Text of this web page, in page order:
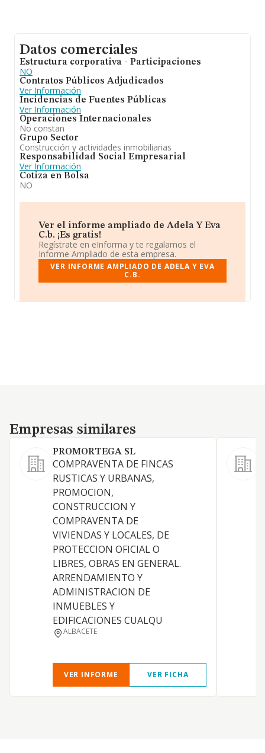
Datos comerciales
Estructura corporativa - Participaciones
NO
Contratos Públicos Adjudicados
Ver Información
Incidencias de Fuentes Públicas
Ver Información
Operaciones Internacionales
No constan
Grupo Sector
Construcción y actividades inmobiliarias
Responsabilidad Social Empresarial
Ver Información
Cotiza en Bolsa
NO
Ver el informe ampliado de Adela Y Eva
C.b. ¡Es gratis!
Regístrate en eInforma y te regalamos el
Informe Ampliado de esta empresa.
VER INFORME AMPLIADO DE ADELA Y EVA
C.B.
Empresas similares
Empresas similares
PROMORTEGA SL
COMPRAVENTA DE FINCAS
RUSTICAS Y URBANAS,
PROMOCION,
CONSTRUCCION Y
COMPRAVENTA DE
VIVIENDAS Y LOCALES, DE
PROTECCION OFICIAL O
LIBRES, OBRAS EN GENERAL.
ARRENDAMIENTO Y
ADMINISTRACION DE
INMUEBLES Y
EDIFICACIONES CUALQU
ALBACETE
VER INFORME VER FICHA